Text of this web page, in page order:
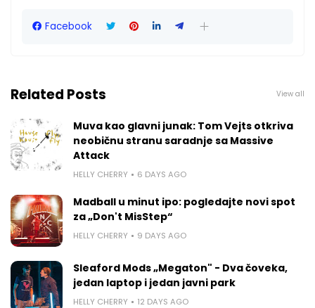
Facebook
Related Posts View all
Muva kao glavni junak: Tom Vejts otkriva
neobičnu stranu saradnje sa Massive
Attack
HELLY CHERRY 6 DAYS AGO
Madball u minut ipo: pogledajte novi spot
za „Don't MisStep“
HELLY CHERRY 9 DAYS AGO
Sleaford Mods „Megaton" - Dva čoveka,
jedan laptop i jedan javni park
HELLY CHERRY 12 DAYS AGO